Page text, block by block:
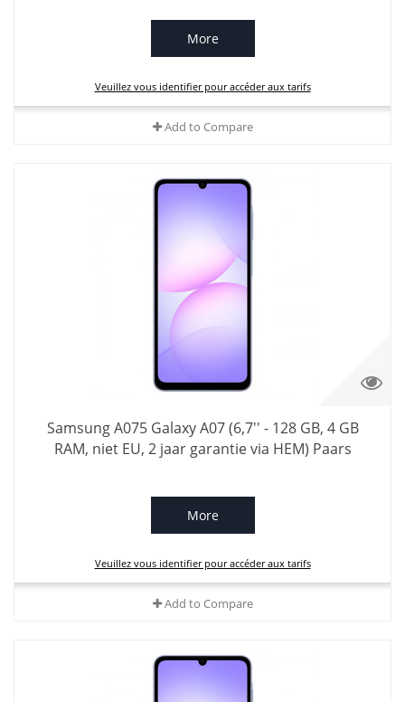
More
Veuillez vous identifier pour accéder aux tarifs
Add to Compare
Samsung A075 Galaxy A07 (6,7'' - 128 GB, 4 GB
RAM, niet EU, 2 jaar garantie via HEM) Paars
More
Veuillez vous identifier pour accéder aux tarifs
Add to Compare